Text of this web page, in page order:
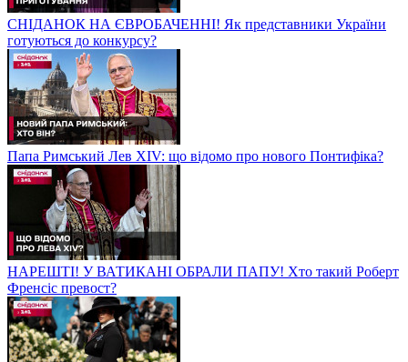
СНІДАНОК НА ЄВРОБАЧЕННІ! Як представники України
готуються до конкурсу?
Папа Римський Лев XIV: що відомо про нового Понтифіка?
НАРЕШТІ! У ВАТИКАНІ ОБРАЛИ ПАПУ! Хто такий Роберт
Френсіс превост?